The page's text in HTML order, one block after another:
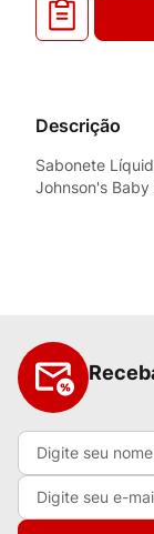
Descrição
Sabonete
Johnson's Baby